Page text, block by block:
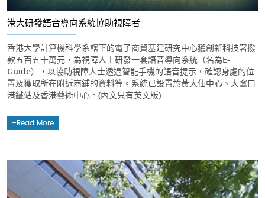
港大研發語音導向系統協助視障者
香港大學計算機科學系轄下的電子商貿基建研究中心獲創新科技署撥
款五百五十萬元，為視障人士研發一套語音導向系統（名為E-
Guide），以協助視障人士透過智能手機的語音提示，確認身處的位
置及獲取所在附近商鋪的資料等。系統已設置於黃大仙中心、大窩口
港鐵站及香港藝術中心。(內文只有英文版)
Read More